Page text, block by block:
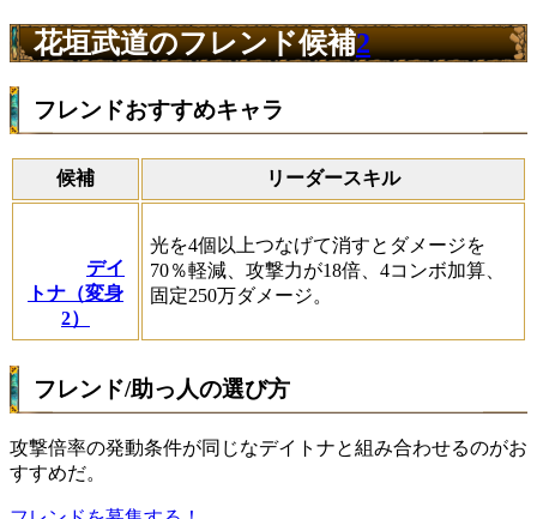
花垣武道のフレンド候補2
フレンドおすすめキャラ
候補 リーダースキル
デイ
トナ（変身
2）
光を4個以上つなげて消すとダメージを
70％軽減、攻撃力が18倍、4コンボ加算、
固定250万ダメージ。
フレンド/助っ人の選び方
攻撃倍率の発動条件が同じなデイトナと組み合わせるのがお
すすめだ。